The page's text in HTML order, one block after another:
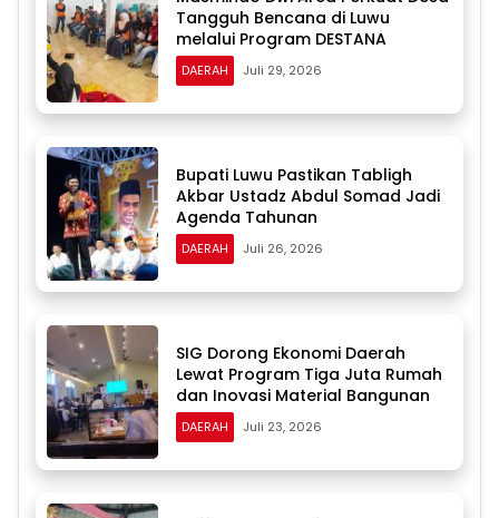
Tangguh Bencana di Luwu
melalui Program DESTANA
DAERAH Juli 29, 2026
Bupati Luwu Pastikan Tabligh
Akbar Ustadz Abdul Somad Jadi
Agenda Tahunan
DAERAH Juli 26, 2026
SIG Dorong Ekonomi Daerah
Lewat Program Tiga Juta Rumah
dan Inovasi Material Bangunan
DAERAH Juli 23, 2026